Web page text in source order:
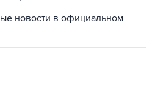
новости в официальном